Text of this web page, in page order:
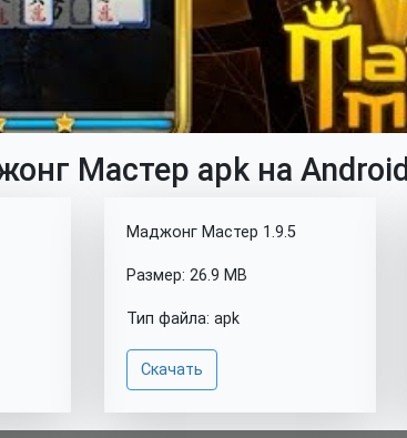
Мастер apk на Android
Маджонг Мастер 1.9.5
Размер: 26.9 MB
Тип файла: apk
Скачать